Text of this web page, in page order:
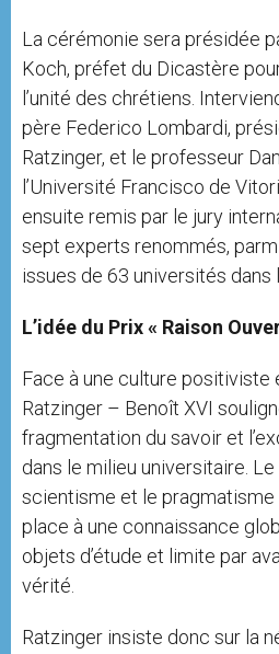
La cérémonie sera présidée
Koch, préfet du Dicastère
l’unité des chrétiens.
père Federico Lombardi,
Ratzinger, et le professeur
l’Université Francisco de
ensuite remis par le jury
sept experts renommés,
issues de 63 universités dans
L’idée du Prix « Raison
Face à une culture positiviste
Ratzinger – Benoît XVI
fragmentation du savoir et
dans le milieu universitaire.
scientisme et le pragmatisme
place à une connaissance
objets d’étude et limite par
vérité.
Ratzinger insiste donc sur la